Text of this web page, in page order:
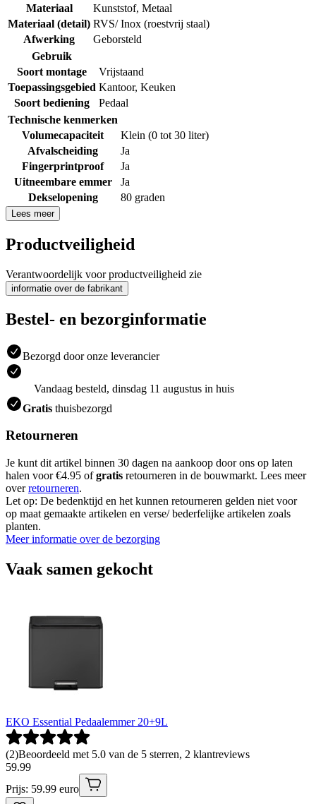
Materiaal
Kunststof, Metaal
Materiaal (detail) RVS/ Inox (roestvrij staal)
Afwerking
Geborsteld
Gebruik
Soort montage
Vrijstaand
Toepassingsgebied Kantoor, Keuken
Soort bediening
Pedaal
Technische kenmerken
Volumecapaciteit
Klein (0 tot 30 liter)
Afvalscheiding
Ja
Fingerprintproof
Ja
Uitneembare emmer
Ja
Dekselopening
80 graden
Lees meer
Productveiligheid
Verantwoordelijk voor productveiligheid zie
informatie over de fabrikant
Bestel- en bezorginformatie
Bezorgd door onze leverancier
Vandaag besteld, dinsdag 11 augustus in huis
Gratis thuisbezorgd
Retourneren
Je kunt dit artikel binnen 30 dagen na aankoop door ons op laten
halen voor €4.95 ofgratis retourneren in de bouwmarkt. Lees meer
overretourneren.
Let op: De bedenktijd en het kunnen retourneren gelden niet voor
op maat gemaakte artikelen en verse/ bederfelijke artikelen zoals
planten.
Meer informatie over de bezorging
Vaak samen gekocht
EKO Essential Pedaalemmer 20+9L
(2)Beoordeeld met 5.0 van de 5 sterren, 2 klantreviews
59.99
Prijs: 59.99 euro